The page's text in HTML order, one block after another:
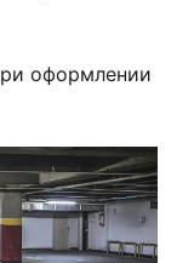
оформлении